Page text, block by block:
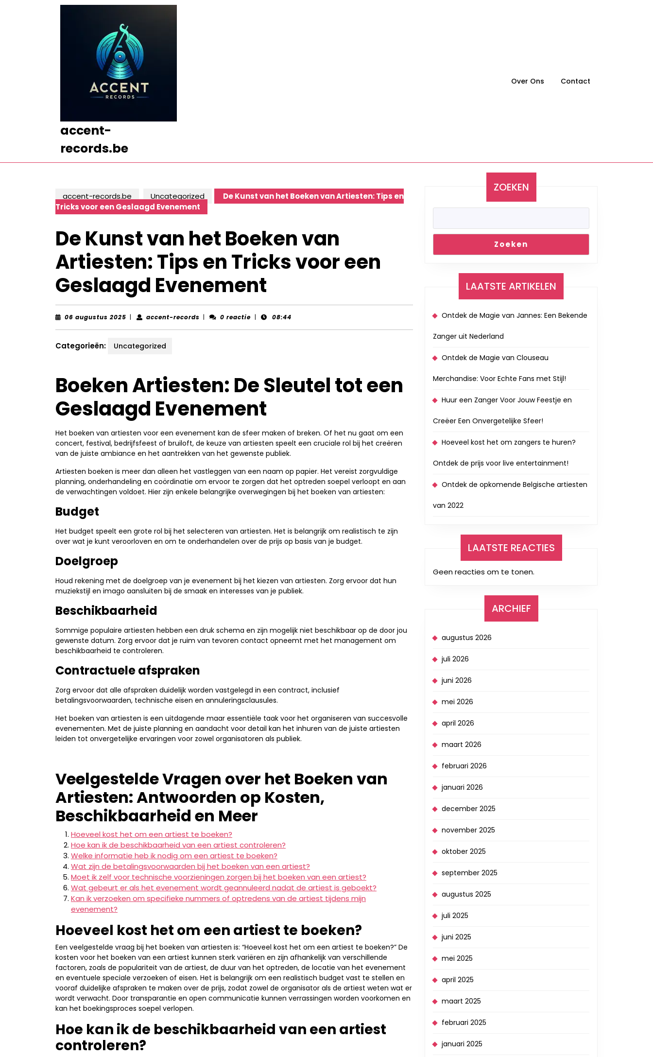
accent-
records.be
Over Ons Contact
accent-records.be Uncategorized
De Kunst van het Boeken van Artiesten: Tips en
Tricks voor een Geslaagd Evenement
De Kunst van het Boeken van
Artiesten: Tips en Tricks voor een
Geslaagd Evenement
06 augustus 2025 06| accent-records accent-
| 0 reactie | 08:44
Categorieën: Uncategorized
Boeken Artiesten: De Sleutel tot een
Geslaagd Evenement
Het boeken van artiesten voor een evenement kan de sfeer maken of breken. Of het nu gaat om een
concert, festival, bedrijfsfeest of bruiloft, de keuze van artiesten speelt een cruciale rol bij het creëren
van de juiste ambiance en het aantrekken van het gewenste publiek.
Artiesten boeken is meer dan alleen het vastleggen van een naam op papier. Het vereist zorgvuldige
planning, onderhandeling en coördinatie om ervoor te zorgen dat het optreden soepel verloopt en aan
de verwachtingen voldoet. Hier zijn enkele belangrijke overwegingen bij het boeken van artiesten:
Budget
Het budget speelt een grote rol bij het selecteren van artiesten. Het is belangrijk om realistisch te zijn
over wat je kunt veroorloven en om te onderhandelen over de prijs op basis van je budget.
Doelgroep
Houd rekening met de doelgroep van je evenement bij het kiezen van artiesten. Zorg ervoor dat hun
muziekstijl en imago aansluiten bij de smaak en interesses van je publiek.
Beschikbaarheid
Sommige populaire artiesten hebben een druk schema en zijn mogelijk niet beschikbaar op de door jou
gewenste datum. Zorg ervoor dat je ruim van tevoren contact opneemt met het management om
beschikbaarheid te controleren.
Contractuele afspraken
Zorg ervoor dat alle afspraken duidelijk worden vastgelegd in een contract, inclusief
betalingsvoorwaarden, technische eisen en annuleringsclausules.
Het boeken van artiesten is een uitdagende maar essentiële taak voor het organiseren van succesvolle
evenementen. Met de juiste planning en aandacht voor detail kan het inhuren van de juiste artiesten
leiden tot onvergetelijke ervaringen voor zowel organisatoren als publiek.
Veelgestelde Vragen over het Boeken van
Artiesten: Antwoorden op Kosten,
Beschikbaarheid en Meer
Hoeveel kost het om een artiest te boeken?
Hoe kan ik de beschikbaarheid van een artiest controleren?
Welke informatie heb ik nodig om een artiest te boeken?
Wat zijn de betalingsvoorwaarden bij het boeken van een artiest?
Moet ik zelf voor technische voorzieningen zorgen bij het boeken van een artiest?
Wat gebeurt er als het evenement wordt geannuleerd nadat de artiest is geboekt?
Kan ik verzoeken om specifieke nummers of optredens van de artiest tijdens mijn
evenement?
Hoeveel kost het om een artiest te boeken?
Een veelgestelde vraag bij het boeken van artiesten is: “Hoeveel kost het om een artiest te boeken?” De
kosten voor het boeken van een artiest kunnen sterk variëren en zijn afhankelijk van verschillende
factoren, zoals de populariteit van de artiest, de duur van het optreden, de locatie van het evenement
en eventuele speciale verzoeken of eisen. Het is belangrijk om een realistisch budget vast te stellen en
vooraf duidelijke afspraken te maken over de prijs, zodat zowel de organisator als de artiest weten wat er
wordt verwacht. Door transparantie en open communicatie kunnen verrassingen worden voorkomen en
kan het boekingsproces soepel verlopen.
Hoe kan ik de beschikbaarheid van een artiest
controleren?
ZOEKEN
Zoeken
LAATSTE ARTIKELEN
Ontdek de Magie van Jannes: Een Bekende
Zanger uit Nederland
Ontdek de Magie van Clouseau
Merchandise: Voor Echte Fans met Stijl!
Huur een Zanger Voor Jouw Feestje en
Creëer Een Onvergetelijke Sfeer!
Hoeveel kost het om zangers te huren?
Ontdek de prijs voor live entertainment!
Ontdek de opkomende Belgische artiesten
van 2022
LAATSTE REACTIES
Geen reacties om te tonen.
ARCHIEF
augustus 2026
juli 2026
juni 2026
mei 2026
april 2026
maart 2026
februari 2026
januari 2026
december 2025
november 2025
oktober 2025
september 2025
augustus 2025
juli 2025
juni 2025
mei 2025
april 2025
maart 2025
februari 2025
januari 2025